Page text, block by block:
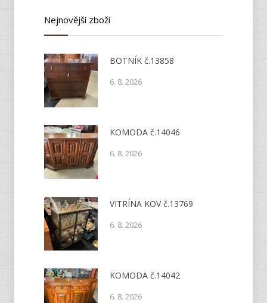
Nejnovější zboží
BOTNÍK č.13858
6. 8. 2026
KOMODA č.14046
6. 8. 2026
VITRÍNA KOV č.13769
6. 8. 2026
KOMODA č.14042
6. 8. 2026